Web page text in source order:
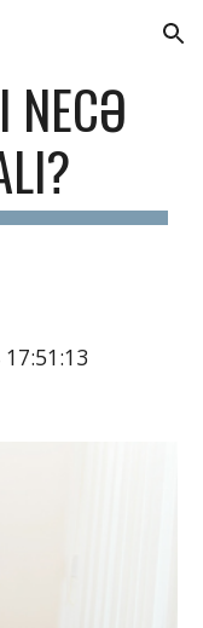
Skip to navigation
NECƏ